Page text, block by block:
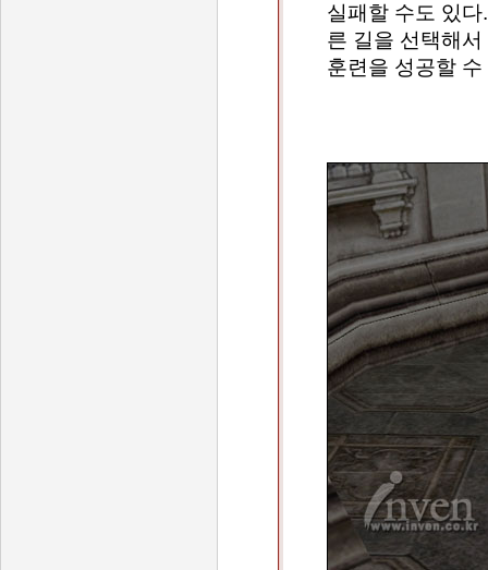
실패할 수도 있
른 길을 선택해
훈련을 성공할 수